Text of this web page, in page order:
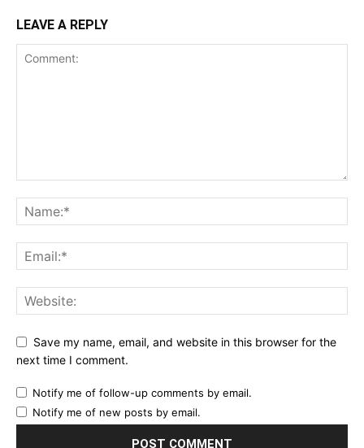
LEAVE A REPLY
Save my name, email, and website in this browser for the
next time I comment.
Notify me of follow-up comments by email.
Notify me of new posts by email.